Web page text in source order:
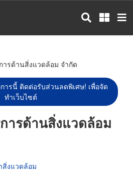
ารด้านสิ่งแวดล้อม จำกัด
ารนี้ ติดต่อรับส่วนลดพิเศษ! เพื่อจัด
ทำเว็บไซต์
ารด้านสิ่งแวดล้อม
สิ่งแวดล้อม